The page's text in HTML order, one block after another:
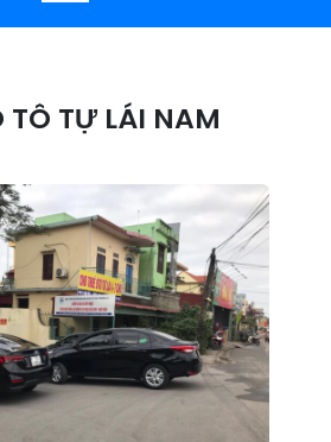
TÔ TỰ LÁI NAM